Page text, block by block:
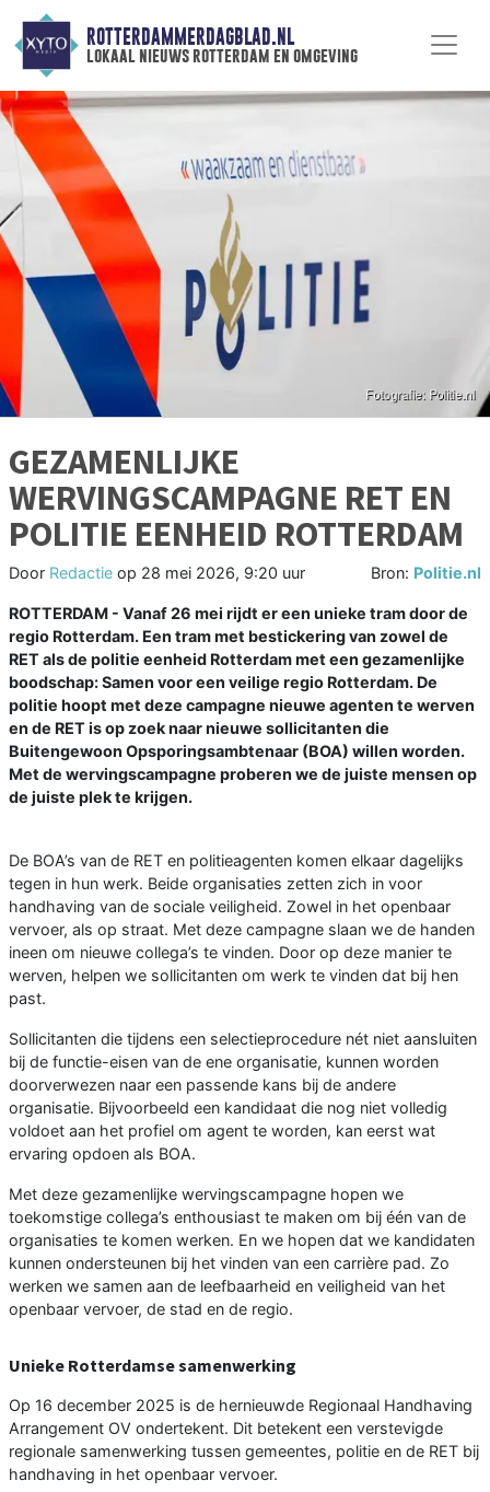
ROTTERDAMMERDAGBLAD.NL
lokaal nieuws rotterdam en omgeving
GEZAMENLIJKE
WERVINGSCAMPAGNE RET EN
POLITIE EENHEID ROTTERDAM
Door Redactie op 28 mei 2026, 9:20 uur Bron: Politie.nl
ROTTERDAM - Vanaf 26 mei rijdt er een unieke tram door de
regio Rotterdam. Een tram met bestickering van zowel de
RET als de politie eenheid Rotterdam met een gezamenlijke
boodschap: Samen voor een veilige regio Rotterdam. De
politie hoopt met deze campagne nieuwe agenten te werven
en de RET is op zoek naar nieuwe sollicitanten die
Buitengewoon Opsporingsambtenaar (BOA) willen worden.
Met de wervingscampagne proberen we de juiste mensen op
de juiste plek te krijgen.
De BOA’s van de RET en politieagenten komen elkaar dagelijks
tegen in hun werk. Beide organisaties zetten zich in voor
handhaving van de sociale veiligheid. Zowel in het openbaar
vervoer, als op straat. Met deze campagne slaan we de handen
ineen om nieuwe collega’s te vinden. Door op deze manier te
werven, helpen we sollicitanten om werk te vinden dat bij hen
past.
Sollicitanten die tijdens een selectieprocedure nét niet aansluiten
bij de functie-eisen van de ene organisatie, kunnen worden
doorverwezen naar een passende kans bij de andere
organisatie. Bijvoorbeeld een kandidaat die nog niet volledig
voldoet aan het profiel om agent te worden, kan eerst wat
ervaring opdoen als BOA.
Met deze gezamenlijke wervingscampagne hopen we
toekomstige collega’s enthousiast te maken om bij één van de
organisaties te komen werken. En we hopen dat we kandidaten
kunnen ondersteunen bij het vinden van een carrière pad. Zo
werken we samen aan de leefbaarheid en veiligheid van het
openbaar vervoer, de stad en de regio.
Unieke Rotterdamse samenwerking
Op 16 december 2025 is de hernieuwde Regionaal Handhaving
Arrangement OV ondertekent. Dit betekent een verstevigde
regionale samenwerking tussen gemeentes, politie en de RET bij
handhaving in het openbaar vervoer.